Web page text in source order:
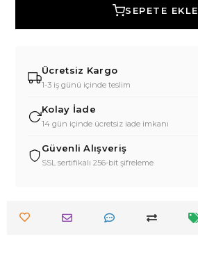
SEPETE EKLE
Ücretsiz Kargo
1-3 iş günü içinde teslim
Kolay İade
14 gün içinde ücretsiz iade imkanı
Güvenli Alışveriş
SSL sertifikalı 256-bit şifreleme